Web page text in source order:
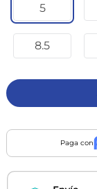
5
8.5
Paga con